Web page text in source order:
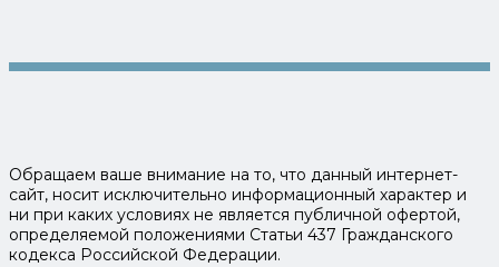
Обращаем ваше внимание на то, что данный интернет-
сайт, носит исключительно информационный характер и
ни при каких условиях не является публичной офертой,
определяемой положениями Статьи 437 Гражданского
кодекса Российской Федерации.